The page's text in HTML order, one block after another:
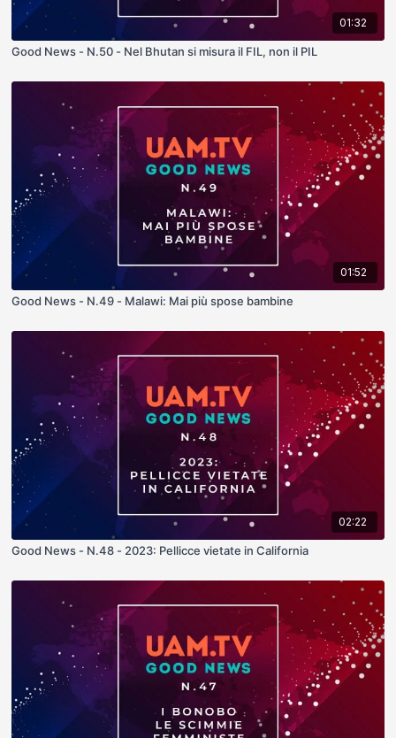
01:32
Good News - N.50 - Nel Bhutan si misura il FIL, non il PIL
01:52
Good News - N.49 - Malawi: Mai più spose bambine
02:22
Good News - N.48 - 2023: Pellicce vietate in California